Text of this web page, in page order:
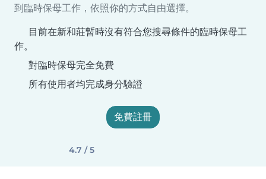
到臨時保母工作，依照你的方式自由選擇。
目前在新和莊暫時沒有符合您搜尋條件的臨時保母工
作。
對臨時保母完全免費
所有使用者均完成身分驗證
免費註冊
4.7 / 5